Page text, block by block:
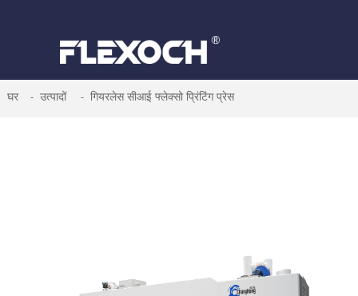
घर उत्पादों गियरलेस सीआई फ्लेक्सो प्रिंटिंग प्रेस